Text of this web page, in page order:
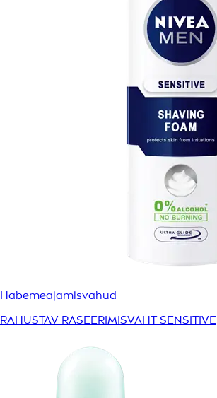
Habemeajamisvahud
RAHUSTAV RASEERIMISVAHT SENSITIVE